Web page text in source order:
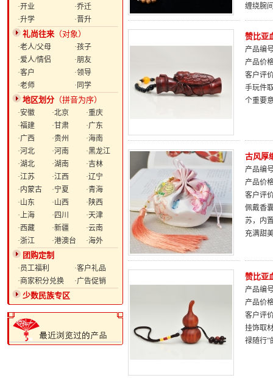
·开业
·乔迁
·升学
·晋升
礼尚往来 （对象）
·老人/父母
·孩子
·爱人/情侣
·朋友
·客户
·领导
·老师
·同学
地区划分 （拼音为序）
·安徽 ·北京
·重庆
·福建
·甘肃
·广东
·广西
·贵州
·海南
·河北
·河南
·黑龙江
·湖北
·湖南
·吉林
·江苏
·江西
·辽宁
·内蒙古
·宁夏
·青海
·山东
·山西
·陕西
·上海
·四川
·天津
·西藏
·新疆
·云南
·浙江
·港澳台 ·海外
团购定制
·员工福利
·客户礼品
·商家积分兑换
·广告促销
少数民族专区
缠绕腕
赞比亚
产品编
产品价
客户评
手玩件
个重要
古风厚
产品编
产品价
客户评
佩戴香
苏，内
充满甜
赞比亚
产品编
产品价
客户评
挂饰取
禄随行”